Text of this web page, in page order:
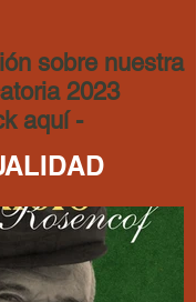
sobre nuestra
2023
aquí -